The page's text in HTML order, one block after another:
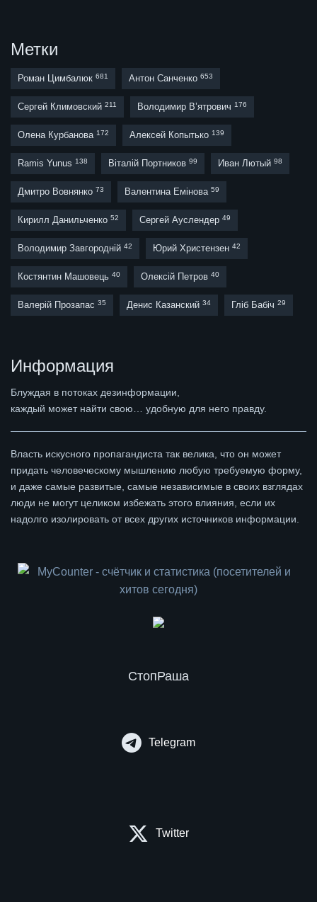
Метки
Роман Цимбалюк 681 Антон Санченко 653
Сергей Климовский 211 Володимир В’ятрович 176
Олена Курбанова 172 Алексей Копытько 139
Ramis Yunus 138 Віталій Портников 99 Иван Лютый 98
Дмитро Вовнянко 73 Валентина Емінова 59
Кирилл Данильченко 52 Сергей Ауслендер 49
Володимир Завгородній 42 Юрий Христензен 42
Костянтин Машовець 40 Олексій Петров 40
Валерій Прозапас 35 Денис Казанский 34 Гліб Бабіч 29
Информация
Блуждая в потоках дезинформации,
каждый может найти свою… удобную для него правду.
Власть искусного пропагандиста так велика, что он может
придать человеческому мышлению любую требуемую форму,
и даже самые развитые, самые независимые в своих взглядах
люди не могут целиком избежать этого влияния, если их
надолго изолировать от всех других источников информации.
СтопРаша
Telegram
Twitter